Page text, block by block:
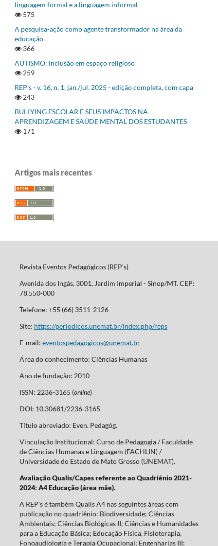
linguagem formal e a linguagem informal
575
A pesquisa-ação como agente transformador na área da
educação
366
AUTISMO: inclusão em espaço religioso
259
REP's - v. 16, n. 1, jan./jul. 2025 - edição completa, com capa
243
BULLYING ESCOLAR E SEUS IMPACTOS NA
APRENDIZAGEM E SAÚDE MENTAL DOS ESTUDANTES
171
Artigos mais recentes
Revista Eventos Pedagógicos (REP’s)
Avenida dos Ingás, 3001, Jardim Imperial - Sinop/MT. CEP:
78.550-000
Telefone: +55 (66) 3511-2126
Site: https://periodicos.unemat.br/index.php/reps
E-mail: eventospedagogicos@unemat.br
Área do conhecimento: Ciências Humanas
Ano de fundação: 2010
ISSN: 2236-3165 (online)
DOI: 10.30681/2236-3165
Título abreviado: Even. Pedagóg.
Vinculação Institucional: Curso de Pedagogia / Faculdade
de Ciências Humanas e Linguagem (FACHLIN) /
Universidade do Estado de Mato Grosso (UNEMAT).
Avaliação Qualis/Capes referente ao Quadriênio 2021-
2024: A4 Educação (área mãe).
A REP's é também Qualis A4 nas seguintes áreas com
publicação no quadriênio: Biodiversidade; Ciências
Ambientais; Ciências Biológicas II; Ciências e Humanidades
para a Educação Básica; Educação Física, Fisioterapia,
Fonoaudiologia e Terapia Ocupacional; Engenharias III;